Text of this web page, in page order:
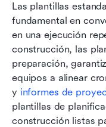
Las plantillas
fundamental en
en una ejecución
construcción, las
preparación,
equipos a alinear
y informes de
plantillas de
construcción listas